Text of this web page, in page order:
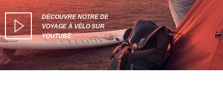
DÉCOUVRE NOTRE DE
VOYAGE À VÉLO SUR
YOUTUBE